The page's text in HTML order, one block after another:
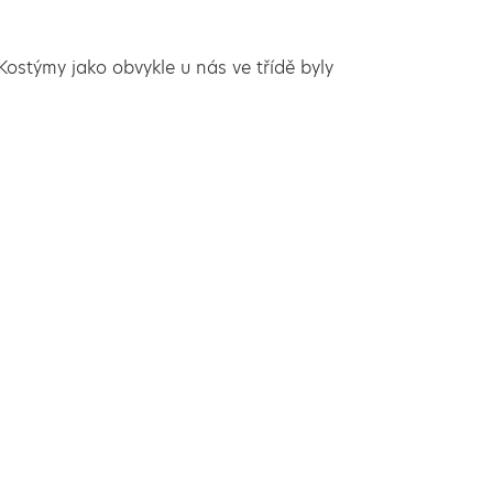
jako obvykle u nás ve třídě byly